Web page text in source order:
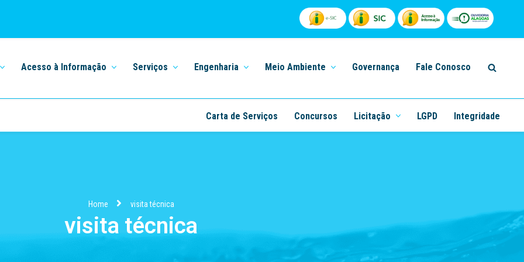
Acesso à Informação Serviços Engenharia Meio Ambiente Governança Fale Conosco
Carta de Serviços Concursos Licitação LGPD Integridade
Home visita técnica
visita técnica